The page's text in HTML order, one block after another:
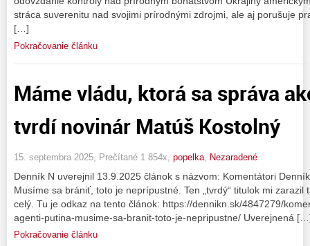
stráca suverenitu nad svojimi prírodnými zdrojmi, ale aj porušuje
[…]
Pokračovanie článku
Máme vládu, ktorá sa správa
tvrdí novinár Matúš Kostolný
15. septembra 2025, Prečítané 1 854x, popelka, Nezaradené
Denník N uverejnil 13.9.2025 článok s názvom: Komentátori
Musíme sa brániť, toto je neprípustné. Ten „tvrdý“ titulok mi zarazil
celý. Tu je odkaz na tento článok: https://dennikn.sk/4847279/
agenti-putina-musime-sa-branit-toto-je-nepripustne/ Uverejnená
Pokračovanie článku